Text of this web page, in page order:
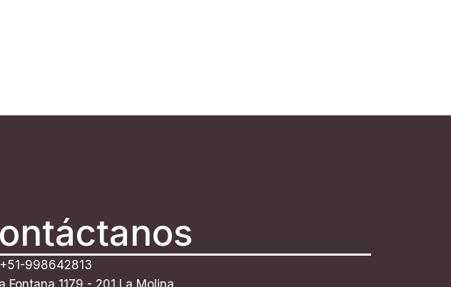
998642813